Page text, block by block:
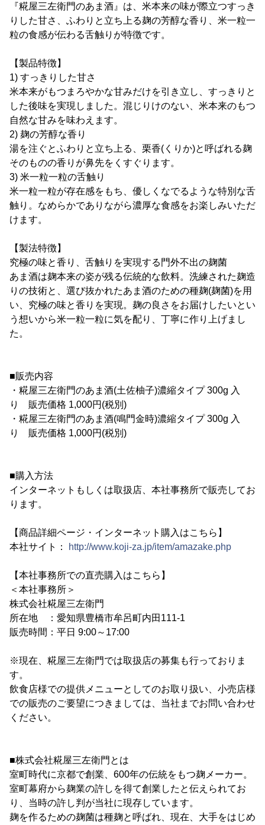
『糀屋三左衛門のあま酒』は、米本来の味が際立つすっき
りした甘さ、ふわりと立ち上る麹の芳醇な香り、米一粒一
粒の食感が伝わる舌触りが特徴です。
【製品特徴】
1) すっきりした甘さ
米本来がもつまろやかな甘みだけを引き立し、すっきりと
した後味を実現しました。混じりけのない、米本来のもつ
自然な甘みを味わえます。
2) 麹の芳醇な香り
湯を注ぐとふわりと立ち上る、栗香(くりか)と呼ばれる麹
そのものの香りが鼻先をくすぐります。
3) 米一粒一粒の舌触り
米一粒一粒が存在感をもち、優しくなでるような特別な舌
触り。なめらかでありながら濃厚な食感をお楽しみいただ
けます。
【製法特徴】
究極の味と香り、舌触りを実現する門外不出の麹菌
あま酒は麹本来の姿が残る伝統的な飲料。洗練された麹造
りの技術と、選び抜かれたあま酒のための種麹(麹菌)を用
い、究極の味と香りを実現。麹の良さをお届けしたいとい
う想いから米一粒一粒に気を配り、丁寧に作り上げまし
た。
■販売内容
・糀屋三左衛門のあま酒(土佐柚子)濃縮タイプ 300g 入
り 販売価格 1,000円(税別)
・糀屋三左衛門のあま酒(鳴門金時)濃縮タイプ 300g 入
り 販売価格 1,000円(税別)
■購入方法
インターネットもしくは取扱店、本社事務所で販売してお
ります。
【商品詳細ページ・インターネット購入はこちら】
本社サイト：
http://www.koji-za.jp/item/amazake.php
【本社事務所での直売購入はこちら】
＜本社事務所＞
株式会社糀屋三左衛門
所在地 ：愛知県豊橋市牟呂町内田111-1
販売時間：平日 9:00～17:00
※現在、糀屋三左衛門では取扱店の募集も行っておりま
す。
飲食店様での提供メニューとしてのお取り扱い、小売店様
での販売のご要望につきましては、当社までお問い合わせ
ください。
■株式会社糀屋三左衛門とは
室町時代に京都で創業、600年の伝統をもつ麹メーカー。
室町幕府から麹業の許しを得て創業したと伝えられてお
り、当時の許し判が当社に現存しています。
麹を作るための麹菌は種麹と呼ばれ、現在、大手をはじめ